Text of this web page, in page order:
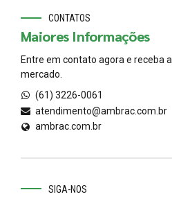
CONTATOS
Maiores Informações
Entre em contato agora e receba
mercado.
(61) 3226-0061
atendimento@ambrac.com.br
ambrac.com.br
SIGA-NOS